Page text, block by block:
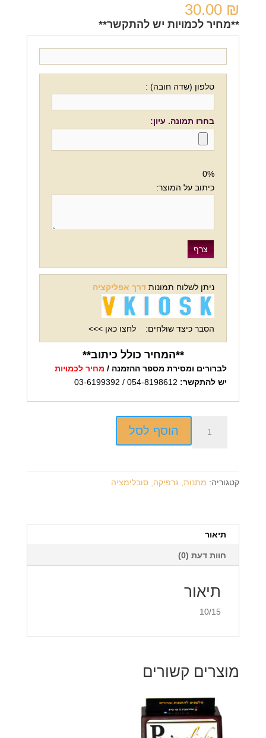
30.00 ₪
**מחיר לכמויות יש להתקשר**
טלפון (שדה חובה) :
בחרו תמונה. עיון:
0%
כיתוב על המוצר:
ניתן לשלוח תמונות דרך אפליקציה
הסבר כיצד שולחים: לחצו כאן >>>
**המחיר כולל כיתוב**
לברורים ומסירת מספר ההזמנה / מחיר לכמויות
יש להתקשר:
על
המוצר
הוסף לסל
קטגוריה: מתנות, גרפיקה, סובלימציה
תיאור
חוות דעת (0)
תיאור
10/15
מוצרים קשורים